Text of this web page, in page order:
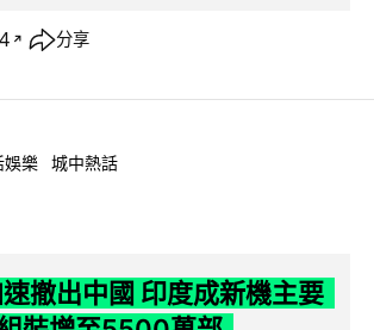
↗ 分享
娛樂 城中熱話
撤出中國 印度成新機主要